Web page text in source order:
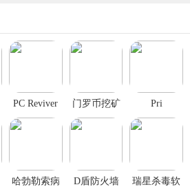
PC Reviver
电脑优化维
护工具
门罗币挖矿
病毒修复软
件最新官方
Pri
哈勃勒索病
D盾防火墙
瑞星杀毒软